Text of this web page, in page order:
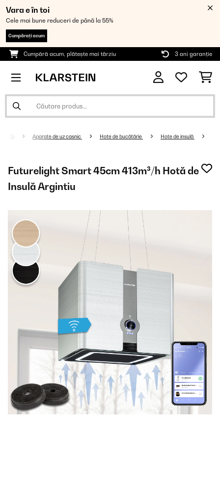
Vara e în toi
Cele mai bune reduceri de până la 55%
Cumpărați acum
Cumpără acum, plătește mai târziu 3 ani garanție
Aparate de uz casnic Hote de bucătărie Hote de insulă
Futurelight Smart 45cm 413m³/h Hotă de
Insulă Argintiu